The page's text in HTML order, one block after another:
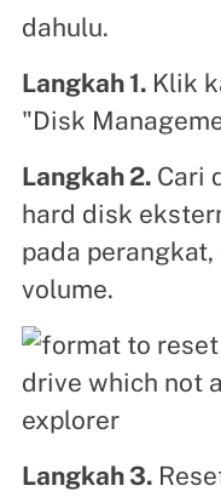
dahulu.
Langkah 1. Klik
"Disk
Langkah 2. Cari
hard disk
pada
volume.
Langkah 3.